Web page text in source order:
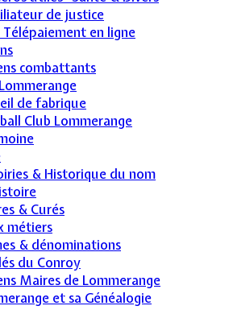
de justice
Télépaiement en ligne
combattants
de fabrique
Club Lommerange
& Historique du nom
& Curés
métiers
& dénominations
du Conroy
Maires de Lommerange
et sa Généalogie